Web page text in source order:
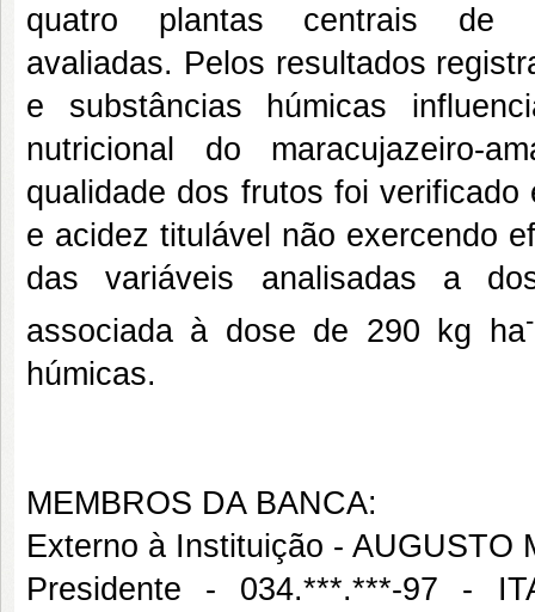
quatro plantas centrais de
avaliadas. Pelos resultados
e substâncias húmicas
nutricional do maracujazeiro-
qualidade dos frutos foi
e acidez titulável não exercendo
das variáveis analisadas a
associada à dose de 290 kg ha
húmicas.
MEMBROS DA BANCA:
Externo à Instituição - AUGUSTO
Presidente - 034.***.***-97 -